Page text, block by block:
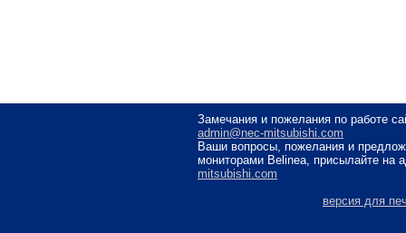
Замечания и пожелания по работе
admin@nec-mitsubishi.com
Ваши вопросы, пожелания и
мониторами Belinea, присылайте на
mitsubishi.com
версия для